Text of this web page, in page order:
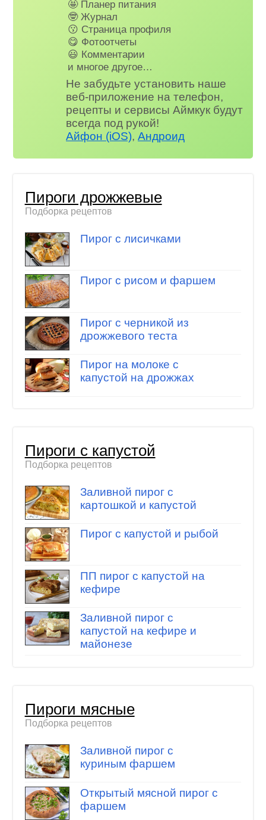
🤩 Планер питания
🤓 Журнал
😗 Страница профиля
😋 Фотоотчеты
😃 Комментарии
и многое другое…
Не забудьте установить наше
веб-приложение на телефон,
рецепты и сервисы Аймкук будут
всегда под рукой!
Айфон (iOS),Андроид
Пироги дрожжевые
Подборка рецептов
Пирог с лисичками
Пирог с рисом и фаршем
Пирог с черникой из
дрожжевого теста
Пирог на молоке с
капустой на дрожжах
Пироги с капустой
Подборка рецептов
Заливной пирог с
картошкой и капустой
Пирог с капустой и рыбой
ПП пирог с капустой на
кефире
Заливной пирог с
капустой на кефире и
майонезе
Пироги мясные
Подборка рецептов
Заливной пирог с
куриным фаршем
Открытый мясной пирог с
фаршем